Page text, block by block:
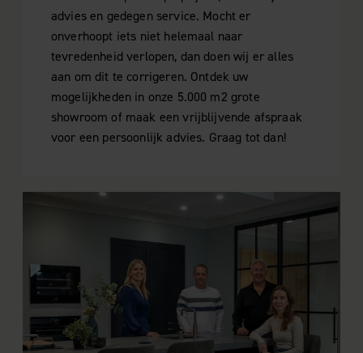
advies en gedegen service. Mocht er
onverhoopt iets niet helemaal naar
tevredenheid verlopen, dan doen wij er alles
aan om dit te corrigeren. Ontdek uw
mogelijkheden in onze 5.000 m2 grote
showroom of maak een vrijblijvende afspraak
voor een persoonlijk advies. Graag tot dan!